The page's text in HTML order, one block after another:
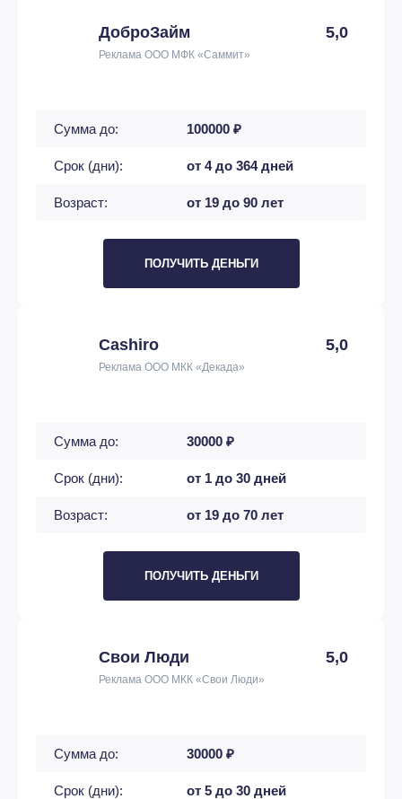
ДоброЗайм 5,0
Реклама ООО МФК «Саммит»
Сумма до: 100000 ₽
Срок (дни): от 4 до 364 дней
Возраст: от 19 до 90 лет
ПОЛУЧИТЬ ДЕНЬГИ
Cashiro 5,0
Реклама ООО МКК «Декада»
Сумма до: 30000 ₽
Срок (дни): от 1 до 30 дней
Возраст: от 19 до 70 лет
ПОЛУЧИТЬ ДЕНЬГИ
Свои Люди 5,0
Реклама ООО МКК «Свои Люди»
Сумма до: 30000 ₽
Срок (дни): от 5 до 30 дней